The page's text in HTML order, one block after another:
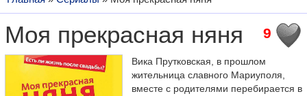
9
Моя прекрасная няня
Вика Прутковская, в прошлом
жительница славного Мариуполя,
вместе с родителями перебирается в